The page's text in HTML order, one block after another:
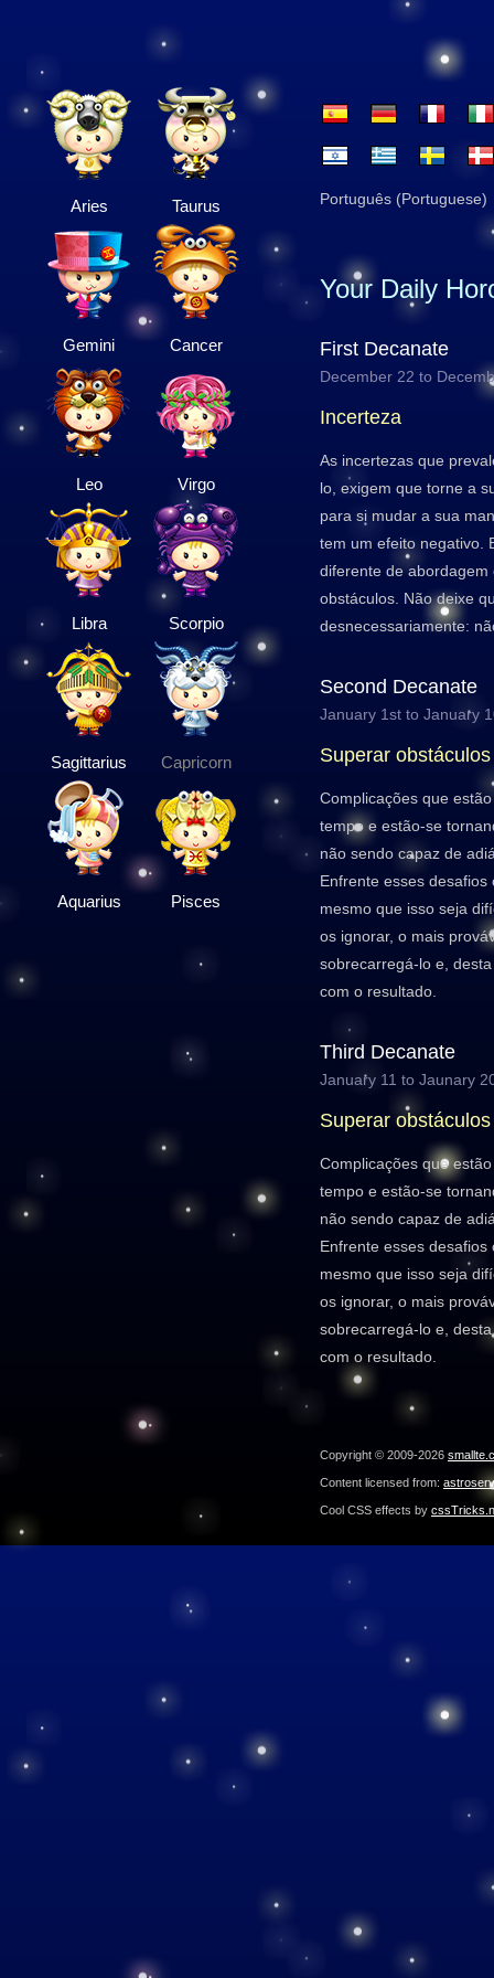
Aries Taurus
Gemini Cancer
Leo Virgo
Libra Scorpio
Sagittarius Capricorn
Aquarius Pisces
Português (Portuguese)
Your Daily
First Decanate
December 22 to
Incerteza
As incertezas que
lo, exigem que torne a
para si mudar a sua
tem um efeito negativo.
diferente de
obstáculos. Não deixe
desnecessariamente:
Second Decanate
January 1st to January
Superar obstáculos
Complicações que
tempo e estão-se
não sendo capaz de
Enfrente esses
mesmo que isso seja
os ignorar, o mais
sobrecarregá-lo e,
com o resultado.
Third Decanate
January 11 to Jaunary
Superar obstáculos
Complicações que
tempo e estão-se
não sendo capaz de
Enfrente esses
mesmo que isso seja
os ignorar, o mais
sobrecarregá-lo e,
com o resultado.
Copyright © 2009-2026
Content licensed from:
Cool CSS effects by